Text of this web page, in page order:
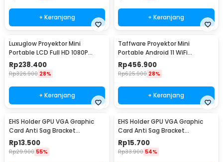
+ Keranjang + Keranjang
Luxuglow Proyektor Mini
Portable LCD Full HD 1080P
Built-in Speaker - YT200
Rp238.400
Rp326.900 28%
+ Keranjang
Taffware Proyektor Mini
Portable Android 11 WiFi
Bluetooth 200 ANSI - HY300
Rp456.900
Rp625.900 28%
+ Keranjang
EHS Holder GPU VGA Graphic
Card Anti Sag Bracket
Teleskopik Magnetic 25–
50mm - GX30
Rp13.500
Rp29.900 55%
EHS Holder GPU VGA Graphic
Card Anti Sag Bracket
Teleskopik Magnetic 50–
75mm - GX30
Rp15.700
Rp33.900 54%